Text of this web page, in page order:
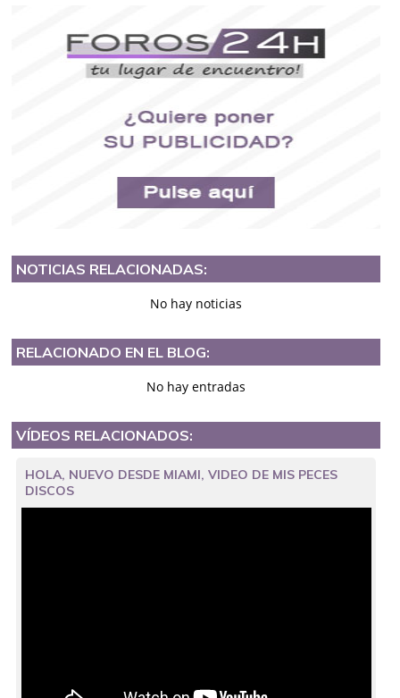
NOTICIAS RELACIONADAS:
No hay noticias
RELACIONADO EN EL BLOG:
No hay entradas
VÍDEOS RELACIONADOS:
HOLA, NUEVO DESDE MIAMI, VIDEO DE MIS PECES
DISCOS